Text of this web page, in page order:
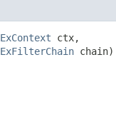
ExContext ctx,
ExFilterChain chain)